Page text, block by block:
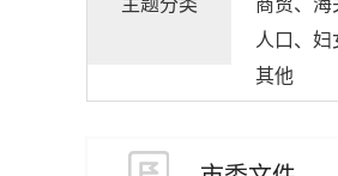
主题分类
商贸、海
人口、
其他